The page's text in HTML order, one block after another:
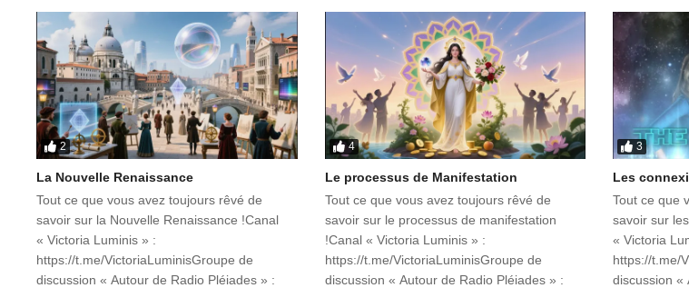
2
La Nouvelle Renaissance
Tout ce que vous avez toujours rêvé de
savoir sur la Nouvelle Renaissance !Canal
« Victoria Luminis » :
https://t.me/VictoriaLuminisGroupe de
discussion « Autour de Radio Pléiades » :
4
Le processus de Manifestation
Tout ce que vous avez toujours rêvé de
savoir sur le processus de manifestation
!Canal « Victoria Luminis » :
https://t.me/VictoriaLuminisGroupe de
discussion « Autour de Radio Pléiades » :
3
Les
Tout ce que
savoir sur
« Victoria
https://t.me/
discussion «